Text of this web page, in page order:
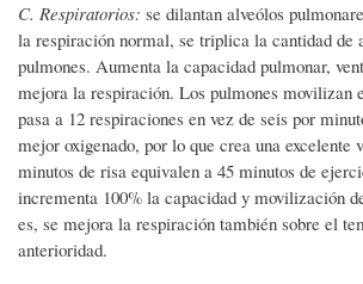
C. Respiratorios: se dilantan alveólos
la respiración normal, se triplica la cantidad de
pulmones. Aumenta la capacidad pulmonar,
mejora la respiración. Los pulmones movilizan
pasa a 12 respiraciones en vez de seis por
mejor oxigenado, por lo que crea una excelente
minutos de risa equivalen a 45 minutos de
incrementa 100% la capacidad y movilización
es, se mejora la respiración también sobre el
anterioridad.